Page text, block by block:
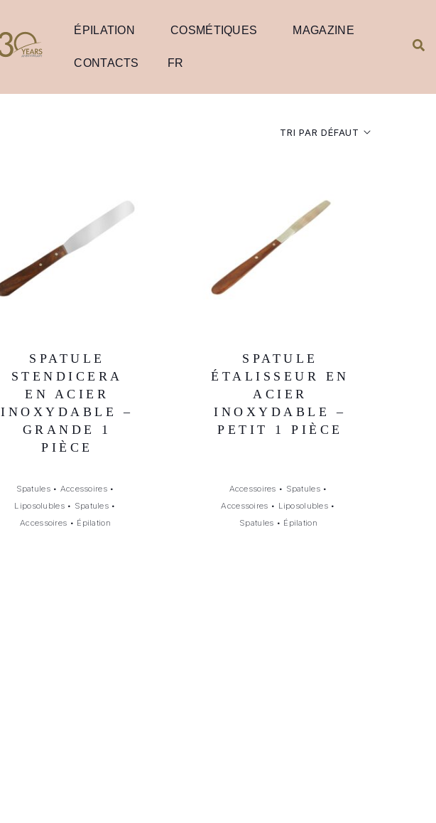
ÉPILATION COSMÉTIQUES MAGAZINE
CONTACTS FR
TRI PAR DÉFAUT
SPATULE
STENDICERA
EN ACIER
INOXYDABLE –
GRANDE 1
PIÈCE
Spatules• Accessoires•
Liposolubles• Spatules •
Accessoires • Épilation
SPATULE
ÉTALISSEUR EN
ACIER
INOXYDABLE –
PETIT 1 PIÈCE
Accessoires • Spatules•
Accessoires • Liposolubles•
Spatules • Épilation